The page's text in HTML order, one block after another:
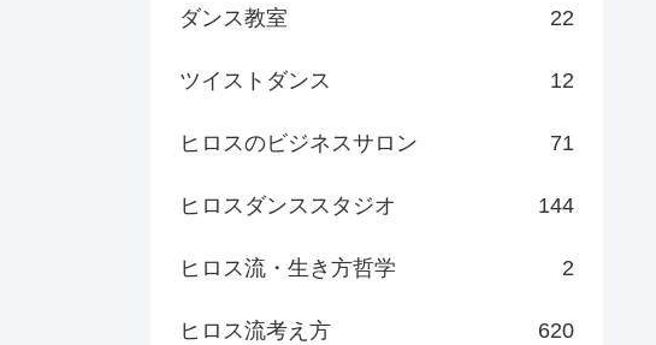
ダンス教室 22
ツイストダンス 12
ヒロスのビジネスサロン 71
ヒロスダンススタジオ 144
ヒロス流・生き方哲学 2
ヒロス流考え方 620